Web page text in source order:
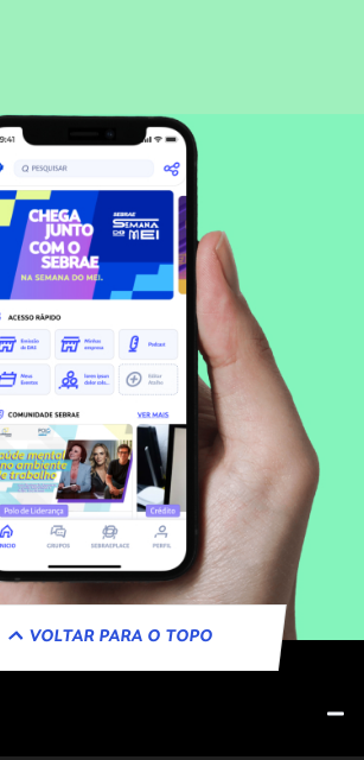
VOLTAR PARA O TOPO